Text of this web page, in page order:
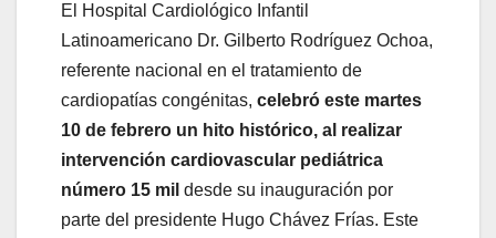
El Hospital Cardiológico Infantil
Latinoamericano Dr. Gilberto Rodríguez Ochoa,
referente nacional en el tratamiento de
cardiopatías congénitas, celebró este martes
10 de febrero un hito histórico, al realizar
intervención cardiovascular pediátrica
número 15 mil desde su inauguración por
parte del presidente Hugo Chávez Frías. Este